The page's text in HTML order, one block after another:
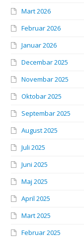
Mart 2026
Februar 2026
Januar 2026
Decembar 2025
Novembar 2025
Oktobar 2025
Septembar 2025
August 2025
Juli 2025
Juni 2025
Maj 2025
April 2025
Mart 2025
Februar 2025